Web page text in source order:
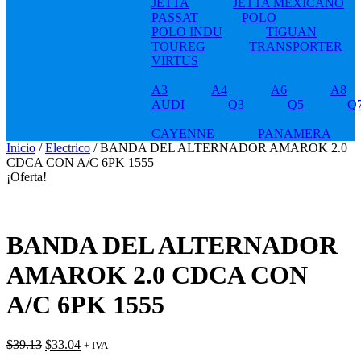
JETTA
JETTA MEXICANO
PASSAT
POLO
POLO INDU
TIGUAN
TOUREG
TRANSPORTER
VIRTUS
A3 A4 A6
A8
AUDI
Q3 Q5
CAYENNE
PANAMERA
Inicio /Electrico / BANDA DEL ALTERNADOR AMAROK 2.0
CDCA CON A/C 6PK 1555
¡Oferta!
BANDA DEL ALTERNADOR
AMAROK 2.0 CDCA CON
A/C 6PK 1555
$39.13 Original
$33.04Current
+ IVA